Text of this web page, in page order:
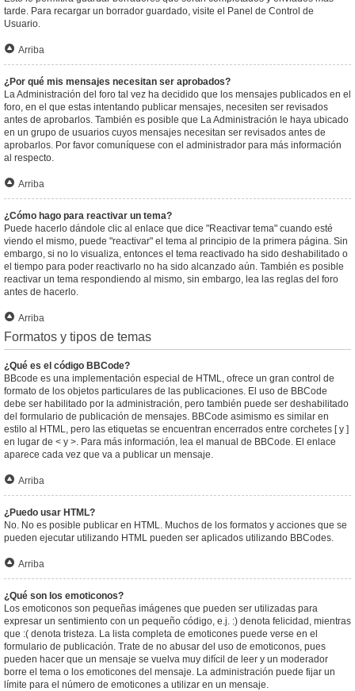
tarde. Para recargar un borrador guardado, visite el Panel de Control de
Usuario.
Arriba
¿Por qué mis mensajes necesitan ser aprobados?
La Administración del foro tal vez ha decidido que los mensajes publicados en el
foro, en el que estas intentando publicar mensajes, necesiten ser revisados
antes de aprobarlos. También es posible que La Administración le haya ubicado
en un grupo de usuarios cuyos mensajes necesitan ser revisados antes de
aprobarlos. Por favor comuníquese con el administrador para más información
al respecto.
Arriba
¿Cómo hago para reactivar un tema?
Puede hacerlo dándole clic al enlace que dice "Reactivar tema" cuando esté
viendo el mismo, puede "reactivar" el tema al principio de la primera página. Sin
embargo, si no lo visualiza, entonces el tema reactivado ha sido deshabilitado o
el tiempo para poder reactivarlo no ha sido alcanzado aún. También es posible
reactivar un tema respondiendo al mismo, sin embargo, lea las reglas del foro
antes de hacerlo.
Arriba
Formatos y tipos de temas
¿Qué es el código BBCode?
BBcode es una implementación especial de HTML, ofrece un gran control de
formato de los objetos particulares de las publicaciones. El uso de BBCode
debe ser habilitado por la administración, pero también puede ser deshabilitado
del formulario de publicación de mensajes. BBCode asimismo es similar en
estilo al HTML, pero las etiquetas se encuentran encerrados entre corchetes [ y ]
en lugar de < y >. Para más información, lea el manual de BBCode. El enlace
aparece cada vez que va a publicar un mensaje.
Arriba
¿Puedo usar HTML?
No. No es posible publicar en HTML. Muchos de los formatos y acciones que se
pueden ejecutar utilizando HTML pueden ser aplicados utilizando BBCodes.
Arriba
¿Qué son los emoticonos?
Los emoticonos son pequeñas imágenes que pueden ser utilizadas para
expresar un sentimiento con un pequeño código, e.j. :) denota felicidad, mientras
que :( denota tristeza. La lista completa de emoticones puede verse en el
formulario de publicación. Trate de no abusar del uso de emoticonos, pues
pueden hacer que un mensaje se vuelva muy difícil de leer y un moderador
borre el tema o los emoticones del mensaje. La administración puede fijar un
límite para el número de emoticones a utilizar en un mensaje.